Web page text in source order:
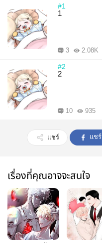
#1
1
3 2.08K
#2
2
10 935
แชร์ แชร์
เรื่องที่คุณอาจจะสนใจ